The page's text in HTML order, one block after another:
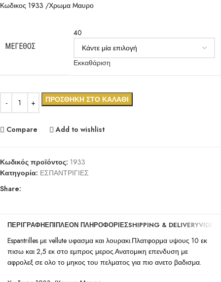
Κωδικος 1933 /Χρωμα Mαυρο
ΜΈΓΕΘΟΣ
40
Εκκαθάριση
ΠΡΟΣΘΉΚΗ ΣΤΟ ΚΑΛΆΘΙ
Compare Add to wishlist
Κωδικός προϊόντος: 1933
Κατηγορία: ΕΣΠΑΝΤΡΙΓΙΕΣ
Share:
ΠΕΡΙΓΡΑΦΉΕΠΙΠΛΈΟΝ ΠΛΗΡΟΦΟΡΊΕΣSHIPPING & DELIVERYVIDEO
Espantrilles με vellute υφασμα και λουρακι.Πλατφορμα υψους 10 εκ
πισω και 2,5 εκ στο εμπρος μερος.Ανατομικη επενδυση με
αφρολεξ σε ολο το μηκος του πελματος για πιο ανετο βαδισμα.